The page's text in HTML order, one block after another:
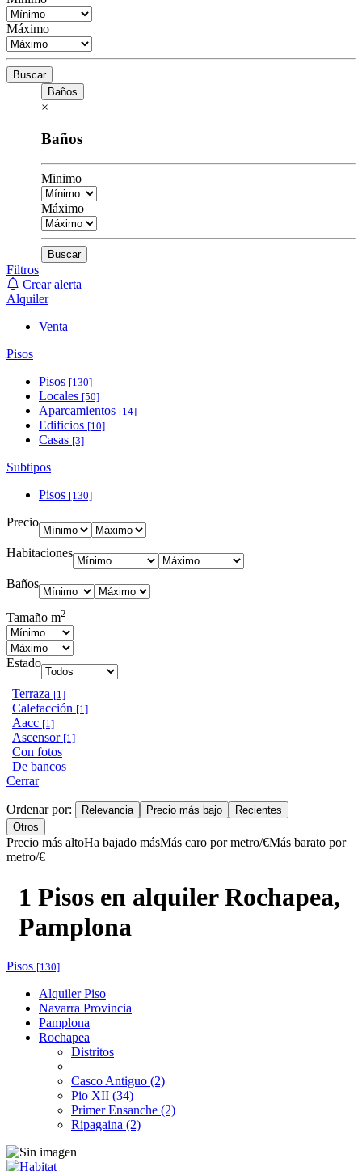
Máximo
Buscar
Baños
×
Baños
Minimo
Máximo
Buscar
Filtros
Crear alerta
Alquiler
Venta
Pisos
Pisos [130]
Locales [50]
Aparcamientos [14]
Edificios [10]
Casas [3]
Subtipos
Pisos [130]
Precio
Habitaciones
Baños
Tamaño m2
Estado
Terraza [1]
Calefacción [1]
Aacc [1]
Ascensor [1]
Con fotos
De bancos
Cerrar
Ordenar por: Relevancia Precio más bajo
Recientes
Otros
Precio más altoHa bajado másMás caro por metro/€Más barato por
metro/€
1 Pisos en alquiler Rochapea,
Pamplona
Pisos [130]
Alquiler Piso
Navarra Provincia
Pamplona
Rochapea
Distritos
Casco Antiguo (2)
Pio XII (34)
Primer Ensanche (2)
Ripagaina (2)